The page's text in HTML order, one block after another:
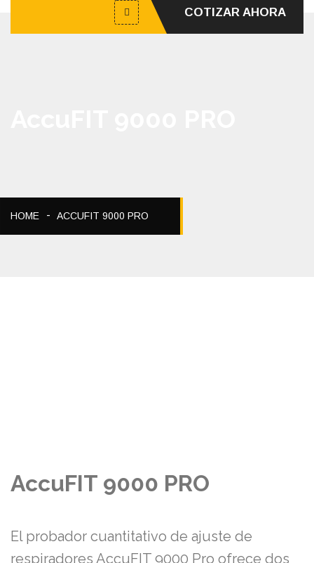
COTIZAR AHORA
HOME ACCUFIT 9000 PRO
AccuFIT 9000 PRO
El probador cuantitativo de ajuste de
respiradores AccuFIT 9000 Pro ofrece dos